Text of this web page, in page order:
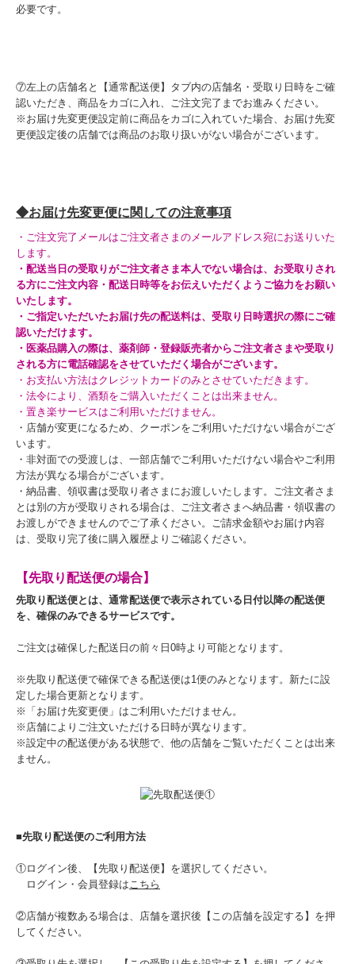
必要です。
⑦左上の店舗名と【通常配送便】タブ内の店舗名・受取り日時をご確
認いただき、商品をカゴに入れ、ご注文完了までお進みください。
※お届け先変更便設定前に商品をカゴに入れていた場合、お届け先変
更便設定後の店舗では商品のお取り扱いがない場合がございます。
◆お届け先変更便に関しての注意事項
・ご注文完了メールはご注文者さまのメールアドレス宛にお送りいた
します。
・配送当日の受取りがご注文者さま本人でない場合は、お受取りされ
る方にご注文内容・配送日時等をお伝えいただくようご協力をお願い
いたします。
・ご指定いただいたお届け先の配送料は、受取り日時選択の際にご確
認いただけます。
・医薬品購入の際は、薬剤師・登録販売者からご注文者さまや受取り
される方に電話確認をさせていただく場合がございます。
・お支払い方法はクレジットカードのみとさせていただきます。
・法令により、酒類をご購入いただくことは出来ません。
・置き楽サービスはご利用いただけません。
・店舗が変更になるため、クーポンをご利用いただけない場合がござ
います。
・非対面での受渡しは、一部店舗でご利用いただけない場合やご利用
方法が異なる場合がございます。
・納品書、領収書は受取り者さまにお渡しいたします。ご注文者さま
とは別の方が受取りされる場合は、ご注文者さまへ納品書・領収書の
お渡しができませんのでご了承ください。ご請求金額やお届け内容
は、受取り完了後に購入履歴よりご確認ください。
【先取り配送便の場合】
先取り配送便とは、通常配送便で表示されている日付以降の配送便
を、確保のみできるサービスです。
ご注文は確保した配送日の前々日0時より可能となります。
※先取り配送便で確保できる配送便は1便のみとなります。新たに設
定した場合更新となります。
※「お届け先変更便」はご利用いただけません。
※店舗によりご注文いただける日時が異なります。
※設定中の配送便がある状態で、他の店舗をご覧いただくことは出来
ません。
■先取り配送便のご利用方法
①ログイン後、【先取り配送便】を選択してください。
ログイン・会員登録はこちら
②店舗が複数ある場合は、店舗を選択後【この店舗を設定する】を押
してください。